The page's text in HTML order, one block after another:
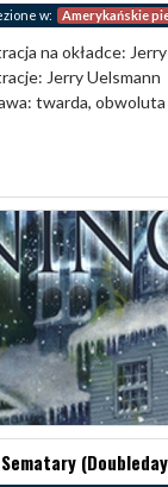
w: Amerykańskie
na okładce:
Jerry Uelsmann
twarda, obwoluta